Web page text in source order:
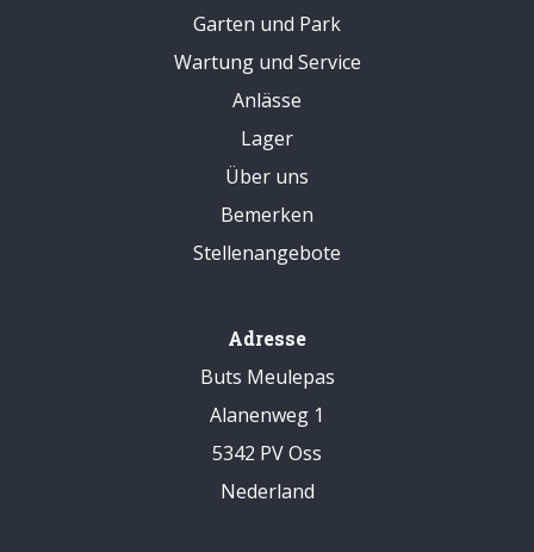
Garten und Park
Wartung und Service
Anlässe
Lager
Über uns
Bemerken
Stellenangebote
Adresse
Buts Meulepas
Alanenweg 1
5342 PV Oss
Nederland